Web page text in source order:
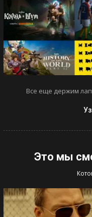
Все еще держим
Это мы